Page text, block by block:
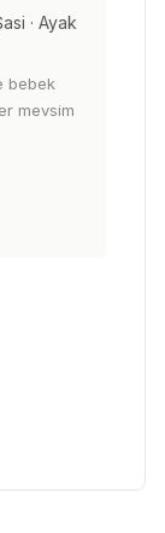
· Ayak
bebek
mevsim